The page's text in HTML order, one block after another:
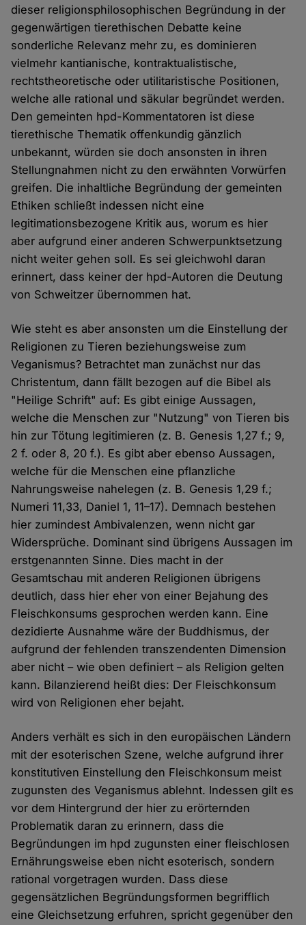
dieser religionsphilosophischen Begründung in der
gegenwärtigen tierethischen Debatte keine
sonderliche Relevanz mehr zu, es dominieren
vielmehr kantianische, kontraktualistische,
rechtstheoretische oder utilitaristische Positionen,
welche alle rational und säkular begründet werden.
Den gemeinten hpd-Kommentatoren ist diese
tierethische Thematik offenkundig gänzlich
unbekannt, würden sie doch ansonsten in ihren
Stellungnahmen nicht zu den erwähnten Vorwürfen
greifen. Die inhaltliche Begründung der gemeinten
Ethiken schließt indessen nicht eine
legitimationsbezogene Kritik aus, worum es hier
aber aufgrund einer anderen Schwerpunktsetzung
nicht weiter gehen soll. Es sei gleichwohl daran
erinnert, dass keiner der hpd-Autoren die Deutung
von Schweitzer übernommen hat.
Wie steht es aber ansonsten um die Einstellung der
Religionen zu Tieren beziehungsweise zum
Veganismus? Betrachtet man zunächst nur das
Christentum, dann fällt bezogen auf die Bibel als
"Heilige Schrift" auf: Es gibt einige Aussagen,
welche die Menschen zur "Nutzung" von Tieren bis
hin zur Tötung legitimieren (z. B. Genesis 1,27 f.; 9,
2 f. oder 8, 20 f.). Es gibt aber ebenso Aussagen,
welche für die Menschen eine pflanzliche
Nahrungsweise nahelegen (z. B. Genesis 1,29 f.;
Numeri 11,33, Daniel 1, 11–17). Demnach bestehen
hier zumindest Ambivalenzen, wenn nicht gar
Widersprüche. Dominant sind übrigens Aussagen im
erstgenannten Sinne. Dies macht in der
Gesamtschau mit anderen Religionen übrigens
deutlich, dass hier eher von einer Bejahung des
Fleischkonsums gesprochen werden kann. Eine
dezidierte Ausnahme wäre der Buddhismus, der
aufgrund der fehlenden transzendenten Dimension
aber nicht – wie oben definiert – als Religion gelten
kann. Bilanzierend heißt dies: Der Fleischkonsum
wird von Religionen eher bejaht.
Anders verhält es sich in den europäischen Ländern
mit der esoterischen Szene, welche aufgrund ihrer
konstitutiven Einstellung den Fleischkonsum meist
zugunsten des Veganismus ablehnt. Indessen gilt es
vor dem Hintergrund der hier zu erörternden
Problematik daran zu erinnern, dass die
Begründungen im hpd zugunsten einer fleischlosen
Ernährungsweise eben nicht esoterisch, sondern
rational vorgetragen wurden. Dass diese
gegensätzlichen Begründungsformen begrifflich
eine Gleichsetzung erfuhren, spricht gegenüber den